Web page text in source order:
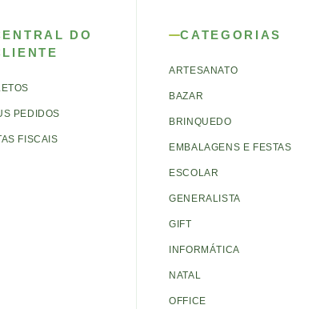
DO
PEDIDOS
FISCAIS
CATEGORIAS
ARTESANATO
BAZAR
BRINQUEDO
EMBALAGENS E FESTAS
ESCOLAR
GENERALISTA
GIFT
INFORMÁTICA
NATAL
OFFICE